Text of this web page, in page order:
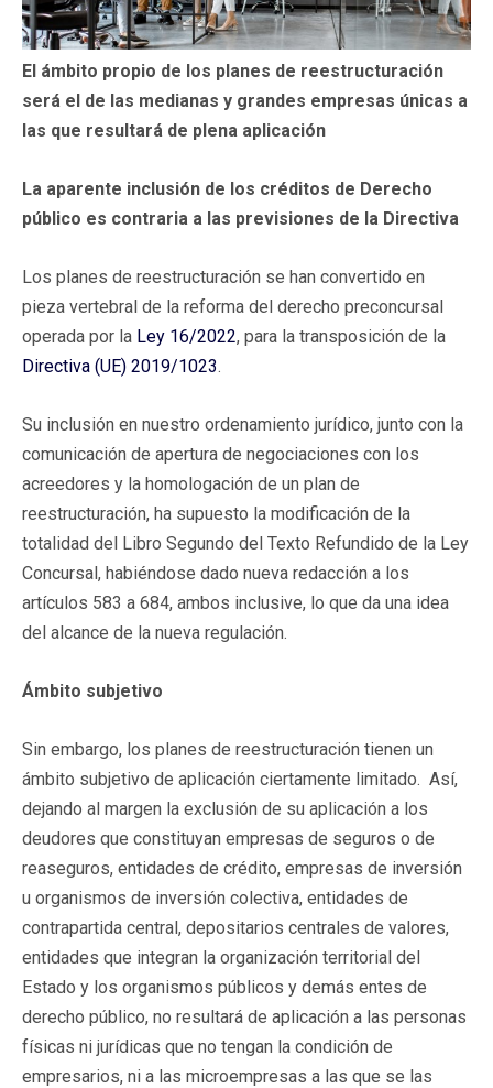
El ámbito propio de los planes de reestructuración
será el de las medianas y grandes empresas únicas a
las que resultará de plena aplicación
La aparente inclusión de los créditos de Derecho
público es contraria a las previsiones de la Directiva
Los planes de reestructuración se han convertido en
pieza vertebral de la reforma del derecho preconcursal
operada por la Ley 16/2022, para la transposición de la
Directiva (UE) 2019/1023.
Su inclusión en nuestro ordenamiento jurídico, junto con la
comunicación de apertura de negociaciones con los
acreedores y la homologación de un plan de
reestructuración, ha supuesto la modificación de la
totalidad del Libro Segundo del Texto Refundido de la Ley
Concursal, habiéndose dado nueva redacción a los
artículos 583 a 684, ambos inclusive, lo que da una idea
del alcance de la nueva regulación.
Ámbito subjetivo
Sin embargo, los planes de reestructuración tienen un
ámbito subjetivo de aplicación ciertamente limitado. Así,
dejando al margen la exclusión de su aplicación a los
deudores que constituyan empresas de seguros o de
reaseguros, entidades de crédito, empresas de inversión
u organismos de inversión colectiva, entidades de
contrapartida central, depositarios centrales de valores,
entidades que integran la organización territorial del
Estado y los organismos públicos y demás entes de
derecho público, no resultará de aplicación a las personas
físicas ni jurídicas que no tengan la condición de
empresarios, ni a las microempresas a las que se las